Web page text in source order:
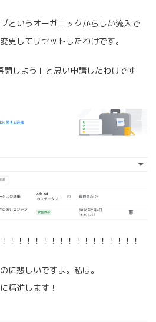
というオーガニックからしか流入で
更してリセットしたわけです。
開しよう」と思い申請したわけです
！！！！！！！！！！！！！！！！
に悲しいですよ。私は。
精進します！